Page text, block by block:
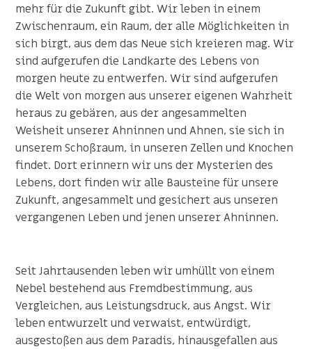
mehr für die Zukunft gibt. Wir leben in einem
Zwischenraum, ein Raum, der alle Möglichkeiten in
sich birgt, aus dem das Neue sich kreieren mag. Wir
sind aufgerufen die Landkarte des Lebens von
morgen heute zu entwerfen. Wir sind aufgerufen
die Welt von morgen aus unserer eigenen Wahrheit
heraus zu gebären, aus der angesammelten
Weisheit unserer Ahninnen und Ahnen, sie sich in
unserem Schoßraum, in unseren Zellen und Knochen
findet. Dort erinnern wir uns der Mysterien des
Lebens, dort finden wir alle Bausteine für unsere
Zukunft, angesammelt und gesichert aus unseren
vergangenen Leben und jenen unserer Ahninnen.
Seit Jahrtausenden leben wir umhüllt von einem
Nebel bestehend aus Fremdbestimmung, aus
Vergleichen, aus Leistungsdruck, aus Angst. Wir
leben entwurzelt und verwaist, entwürdigt,
ausgestoßen aus dem Paradis, hinausgefallen aus